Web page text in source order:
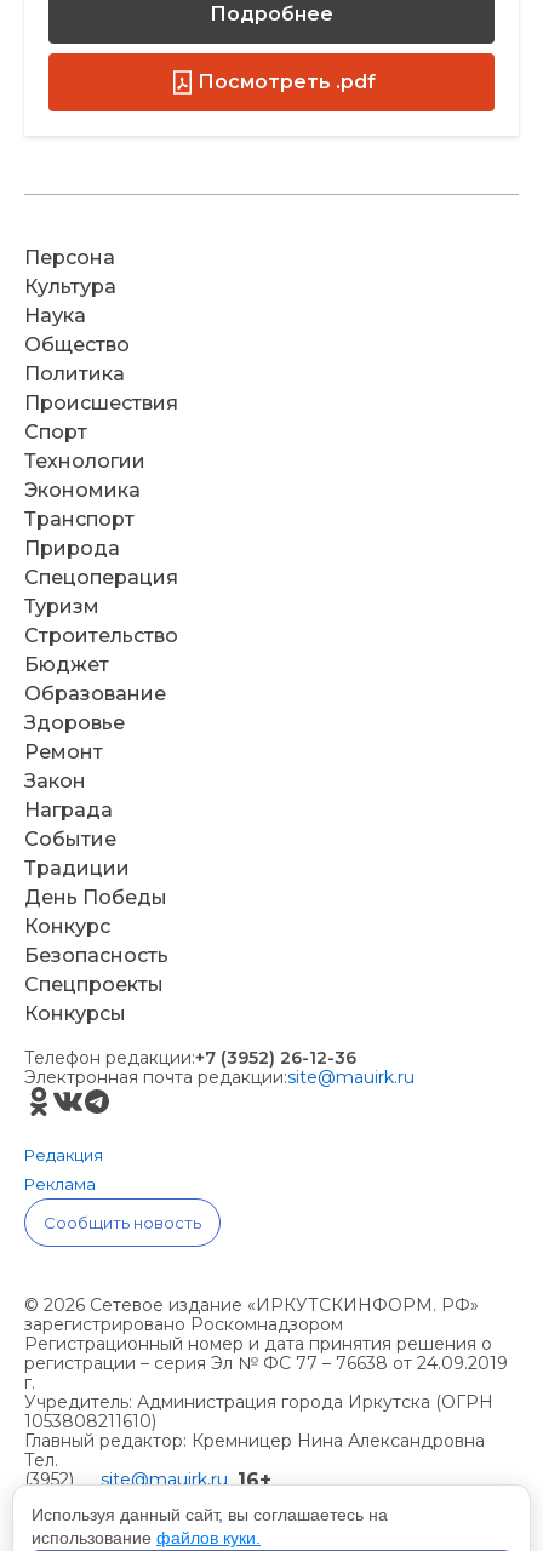
Подробнее
Посмотреть .pdf
Персона
Культура
Наука
Общество
Политика
Происшествия
Спорт
Технологии
Экономика
Транспорт
Природа
Спецоперация
Туризм
Строительство
Бюджет
Образование
Здоровье
Ремонт
Закон
Награда
Событие
Традиции
День Победы
Конкурс
Безопасность
Спецпроекты
Конкурсы
Телефон редакции:+7 (3952) 26-12-36
Электронная почта редакции:site@mauirk.ru
Редакция
Реклама
Сообщить новость
© 2026 Сетевое издание «ИРКУТСКИНФОРМ. РФ»
зарегистрировано Роскомнадзором
Регистрационный номер и дата принятия решения о
регистрации – серия Эл № ФС 77 – 76638 от 24.09.2019
г.
Учредитель: Администрация города Иркутска (ОГРН
1053808211610)
Главный редактор: Кремницер Нина Александровна
Тел.
(3952)
site@mauirk.ru 16+
Используя данный сайт, вы соглашаетесь на
использование файлов куки.